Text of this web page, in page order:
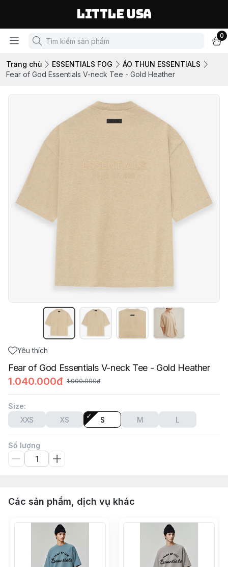
LITTLE USA
0
Trang chủ ESSENTIALS FOG
ÁO THUN ESSENTIALS
Fear of God Essentials V-neck Tee - Gold Heather
Yêu thích
Fear of God Essentials V-neck Tee - Gold Heather
1.040.000đ 1.900.000đ
Size:
XXS
XS S M L
Số lượng
Các sản phẩm, dịch vụ khác